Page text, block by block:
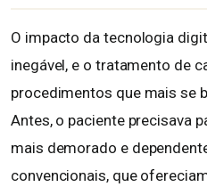
O impacto da tecnologia
inegável, e o tratamento de
procedimentos que mais se
Antes, o paciente precisava
mais demorado e
convencionais, que